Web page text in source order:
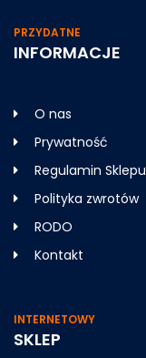
PRZYDATNE
INFORMACJE
O nas
Prywatność
Regulamin Sklepu
Polityka zwrotów
RODO
Kontakt
INTERNETOWY
SKLEP